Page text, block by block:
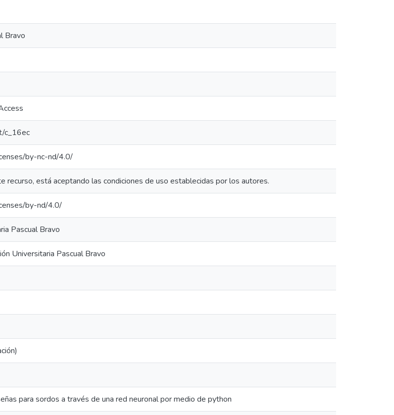
Bravo
c_16ec
by-nc-nd/4.0/
recurso, está aceptando las condiciones de uso establecidas por los autores.
by-nd/4.0/
Pascual Bravo
Universitaria Pascual Bravo
para sordos a través de una red neuronal por medio de python